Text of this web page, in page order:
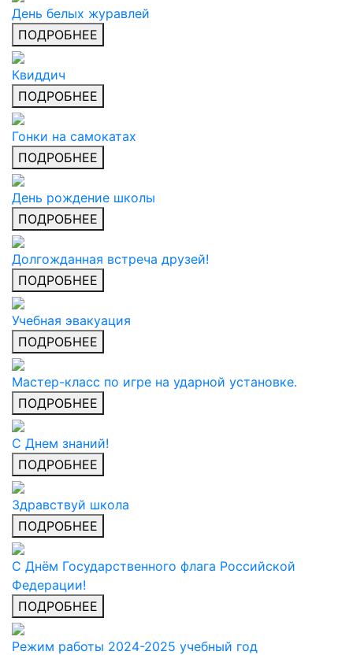
День белых журавлей
ПОДРОБНЕЕ
Квиддич
ПОДРОБНЕЕ
Гонки на самокатах
ПОДРОБНЕЕ
День рождение школы
ПОДРОБНЕЕ
Долгожданная встреча друзей!
ПОДРОБНЕЕ
Учебная эвакуация
ПОДРОБНЕЕ
Мастер-класс по игре на ударной установке.
ПОДРОБНЕЕ
C Днем знаний!
ПОДРОБНЕЕ
Здравствуй школа
ПОДРОБНЕЕ
С Днём Государственного флага Российской
Федерации!
ПОДРОБНЕЕ
Режим работы 2024-2025 учебный год